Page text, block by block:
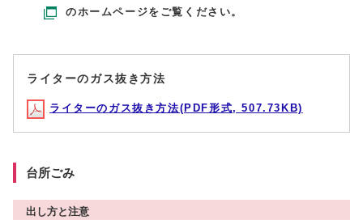
のホームページをご覧ください。
ライターのガス抜き方法
ライターのガス抜き方法(PDF形式, 507.73KB)
台所ごみ
出し方と注意